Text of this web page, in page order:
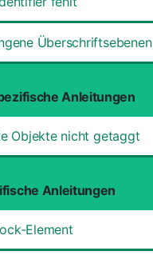
Überschriftsebenen
Anleitungen
Objekte nicht getaggt
Anleitungen
Element